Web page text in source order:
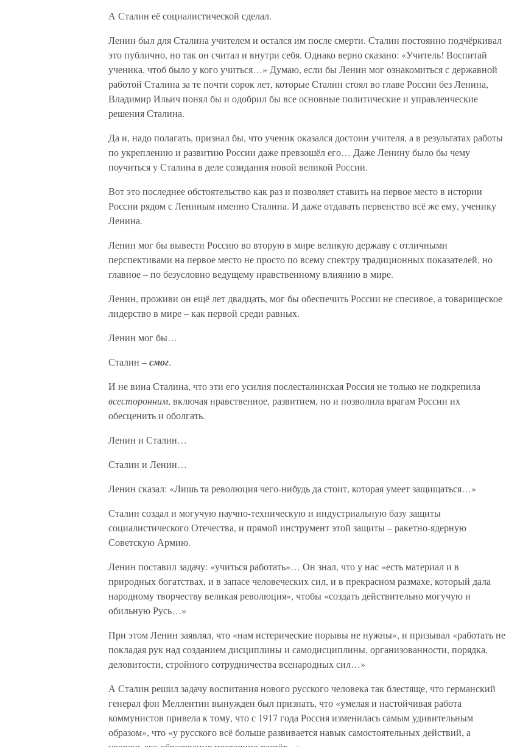
А Сталин её социалистической сделал.
Ленин был для Сталина учителем и остался им после смерти. Сталин постоянно подчёркивал
это публично, но так он считал и внутри себя. Однако верно сказано: «Учитель! Воспитай
ученика, чтоб было у кого учиться…» Думаю, если бы Ленин мог ознакомиться с державной
работой Сталина за те почти сорок лет, которые Сталин стоял во главе России без Ленина,
Владимир Ильич понял бы и одобрил бы все основные политические и управленческие
решения Сталина.
Да и, надо полагать, признал бы, что ученик оказался достоин учителя, а в результатах работы
по укреплению и развитию России даже превзошёл его… Даже Ленину было бы чему
поучиться у Сталина в деле созидания новой великой России.
Вот это последнее обстоятельство как раз и позволяет ставить на первое место в истории
России рядом с Лениным именно Сталина. И даже отдавать первенство всё же ему, ученику
Ленина.
Ленин мог бы вывести Россию во вторую в мире великую державу с отличными
перспективами на первое место не просто по всему спектру традиционных показателей, но
главное – по безусловно ведущему нравственному влиянию в мире.
Ленин, проживи он ещё лет двадцать, мог бы обеспечить России не спесивое, а товарищеское
лидерство в мире – как первой среди равных.
Ленин мог бы…
Сталин –смог.
И не вина Сталина, что эти его усилия послесталинская Россия не только не подкрепила
всесторонним, включая нравственное, развитием, но и позволила врагам России их
обесценить и оболгать.
Ленин и Сталин…
Сталин и Ленин…
Ленин сказал: «Лишь та революция чего-нибудь да стоит, которая умеет защищаться…»
Сталин создал и могучую научно-техническую и индустриальную базу защиты
социалистического Отечества, и прямой инструмент этой защиты – ракетно-ядерную
Советскую Армию.
Ленин поставил задачу: «учиться работать»… Он знал, что у нас «есть материал и в
природных богатствах, и в запасе человеческих сил, и в прекрасном размахе, который дала
народному творчеству великая революция», чтобы «создать действительно могучую и
обильную Русь…»
При этом Ленин заявлял, что «нам истерические порывы не нужны», и призывал «работать не
покладая рук над созданием дисциплины и самодисциплины, организованности, порядка,
деловитости, стройного сотрудничества всенародных сил…»
А Сталин решил задачу воспитания нового русского человека так блестяще, что германский
генерал фон Меллентин вынужден был признать, что «умелая и настойчивая работа
коммунистов привела к тому, что с 1917 года Россия изменилась самым удивительным
образом», что «у русского всё больше развивается навык самостоятельных действий, а